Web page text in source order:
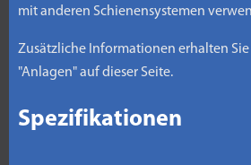
mit anderen Schienensystemen
Zusätzliche Informationen erhalten Sie
"Anlagen" auf dieser Seite.
Spezifikationen